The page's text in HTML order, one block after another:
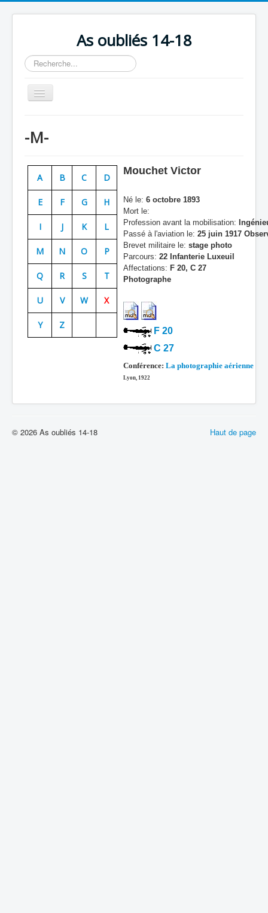
As oubliés 14-18
Rechercher
Basculer
la
Chronologie
Escadrilles
Organisation
Avions
Personnels
Doctrines
Batailles
Les As
Cahiers des As
-M-
A B C D
E F G H
I J K L
M N O P
Q R S T
U V W X
Y Z
Mouchet Victor
Né le: 6 octobre 1893
Mort le:
Profession avant la mobilisation:
Passé à l'aviation le: 25 juin 1917
Brevet militaire le: stage photo
Parcours: 22 Infanterie Luxeuil
Affectations: F 20, C 27
Photographe
F 20
C 27
Conférence: La photographie aérienne
Lyon, 1922
Haut de page
© 2026 As oubliés 14-18